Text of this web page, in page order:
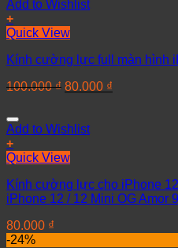
Add to Wishlist
+
Quick View
Kính cường lực full màn hình
100.000₫ 80.000 ₫
Add to Wishlist
+
Quick View
Kính cường lực cho iPhone
iPhone 12 / 12 Mini OG Amor
80.000 ₫
-24%